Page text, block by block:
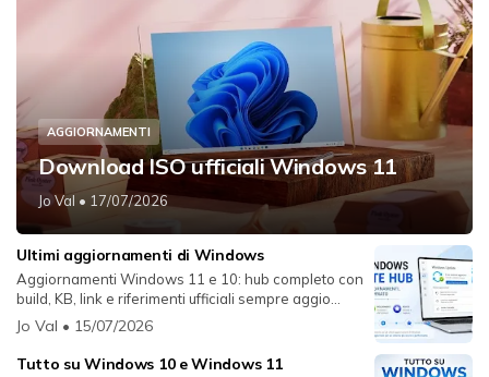
AGGIORNAMENTI
Download ISO ufficiali Windows 11
Jo Val • 17/07/2026
Ultimi aggiornamenti di Windows
Aggiornamenti Windows 11 e 10: hub completo con
build, KB, link e riferimenti ufficiali sempre aggio...
Jo Val • 15/07/2026
Tutto su Windows 10 e Windows 11